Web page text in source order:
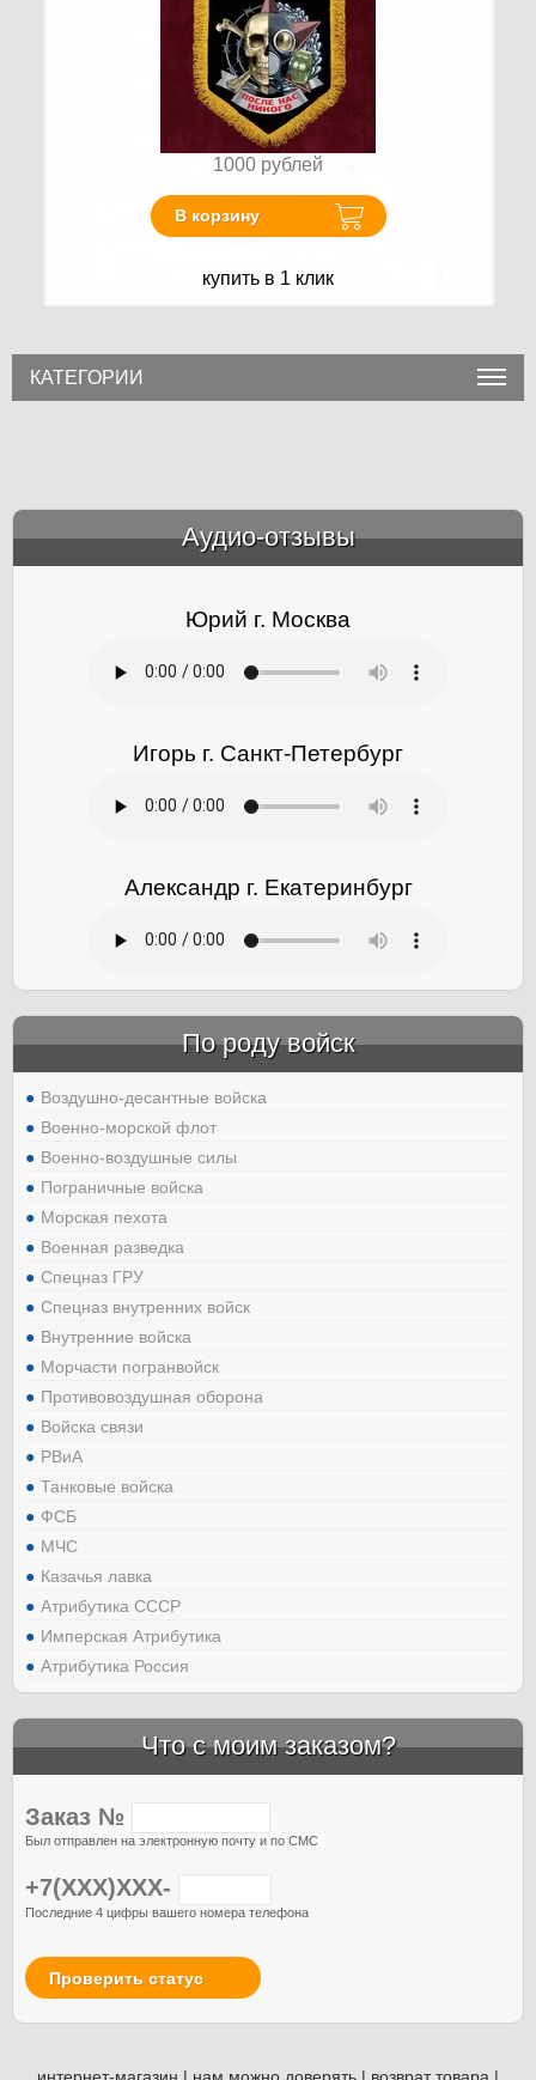
1000 рублей
В корзину
купить в 1 клик
КАТЕГОРИИ
Аудио-отзывы
Юрий г. Москва
Игорь г. Санкт-Петербург
Александр г. Екатеринбург
По роду войск
Воздушно-десантные войска
Военно-морской флот
Военно-воздушные силы
Пограничные войска
Морская пехота
Военная разведка
Спецназ ГРУ
Спецназ внутренних войск
Внутренние войска
Морчасти погранвойск
Противовоздушная оборона
Войска связи
РВиА
Танковые войска
ФСБ
МЧС
Казачья лавка
Атрибутика СССР
Имперская Атрибутика
Атрибутика Россия
Что с моим заказом?
Заказ №
Был отправлен на электронную почту и по СМС
+7(XXX)XXX-
Последние 4 цифры вашего номера телефона
Проверить статус